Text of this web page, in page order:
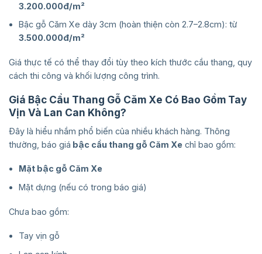
3.200.000đ/m²
Bậc gỗ Căm Xe dày 3cm (hoàn thiện còn 2.7–2.8cm): từ
3.500.000đ/m²
Giá thực tế có thể thay đổi tùy theo kích thước cầu thang, quy
cách thi công và khối lượng công trình.
Giá Bậc Cầu Thang Gỗ Căm Xe Có Bao Gồm Tay
Vịn Và Lan Can Không?
Đây là hiểu nhầm phổ biến của nhiều khách hàng. Thông
thường, báo giá bậc cầu thang gỗ Căm Xe chỉ bao gồm:
Mặt bậc gỗ Căm Xe
Mặt dựng (nếu có trong báo giá)
Chưa bao gồm:
Tay vịn gỗ